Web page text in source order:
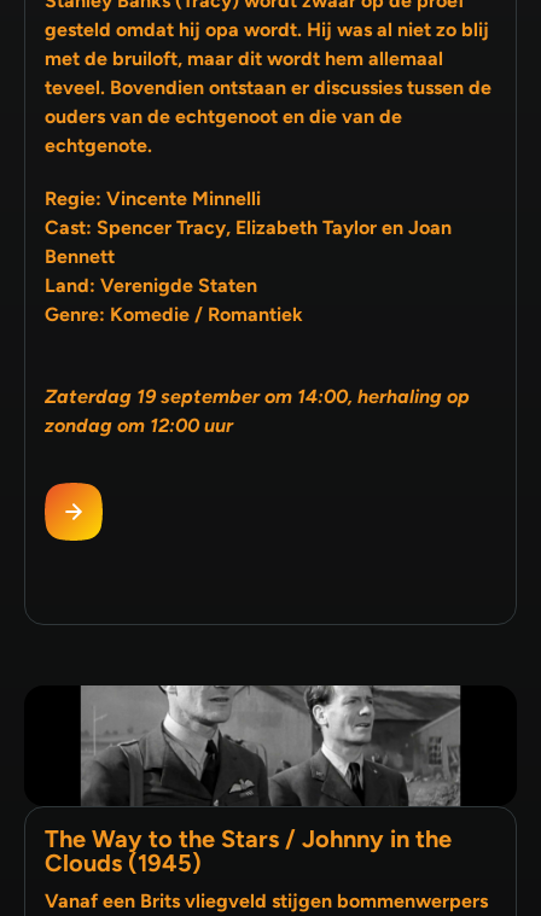
gesteld omdat hij opa wordt. Hij was al niet zo blij
met de bruiloft, maar dit wordt hem allemaal
teveel. Bovendien ontstaan er discussies tussen de
ouders van de echtgenoot en die van de
echtgenote.
Regie: Vincente Minnelli
Cast: Spencer Tracy, Elizabeth Taylor en Joan
Bennett
Land: Verenigde Staten
Genre: Komedie / Romantiek
Zaterdag 19 september om 14:00, herhaling op
zondag om 12:00 uur
The Way to the Stars / Johnny in the
Clouds (1945)
Vanaf een Brits vliegveld stijgen bommenwerpers